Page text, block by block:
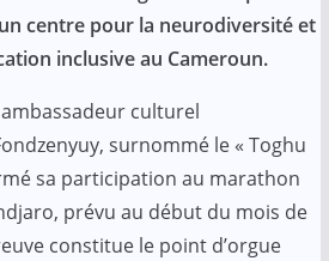
I
g
r
a
m
l e
centre pour la neurodiversité et
inclusive au Cameroun.
culturel
surnommé le « Toghu
sa participation au marathon
prévu au début du mois de
constitue le point d’orgue